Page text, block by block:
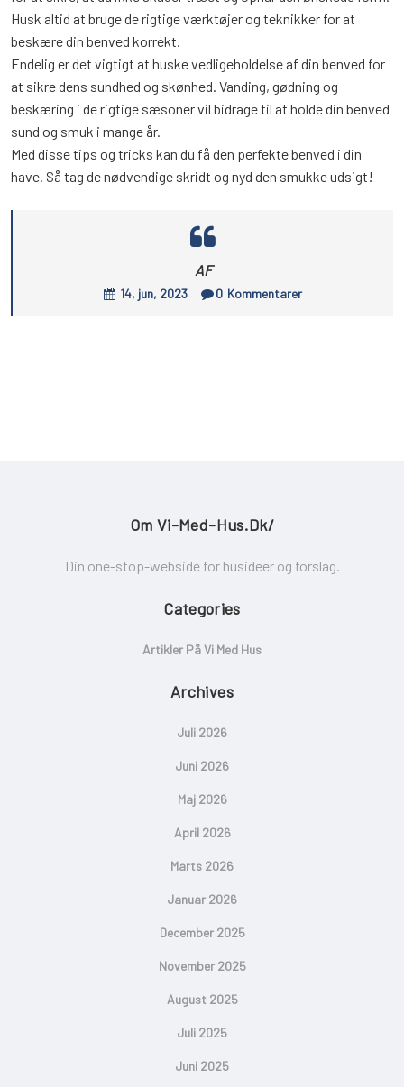
Husk altid at bruge de rigtige værktøjer og teknikker for at
beskære din benved korrekt.
Endelig er det vigtigt at huske vedligeholdelse af din benved for
at sikre dens sundhed og skønhed. Vanding, gødning og
beskæring i de rigtige sæsoner vil bidrage til at holde din benved
sund og smuk i mange år.
Med disse tips og tricks kan du få den perfekte benved i din
have. Så tag de nødvendige skridt og nyd den smukke udsigt!
AF
14, jun, 2023 0 Kommentarer
Om Vi-Med-Hus.dk/
Din one-stop-webside for husideer og forslag.
Categories
Artikler På Vi Med Hus
Archives
Juli 2026
Juni 2026
Maj 2026
April 2026
Marts 2026
Januar 2026
December 2025
November 2025
August 2025
Juli 2025
Juni 2025